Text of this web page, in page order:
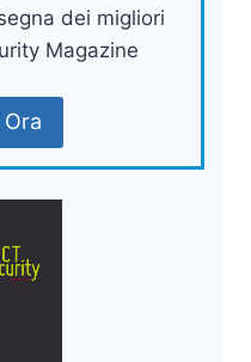
dei migliori
Magazine